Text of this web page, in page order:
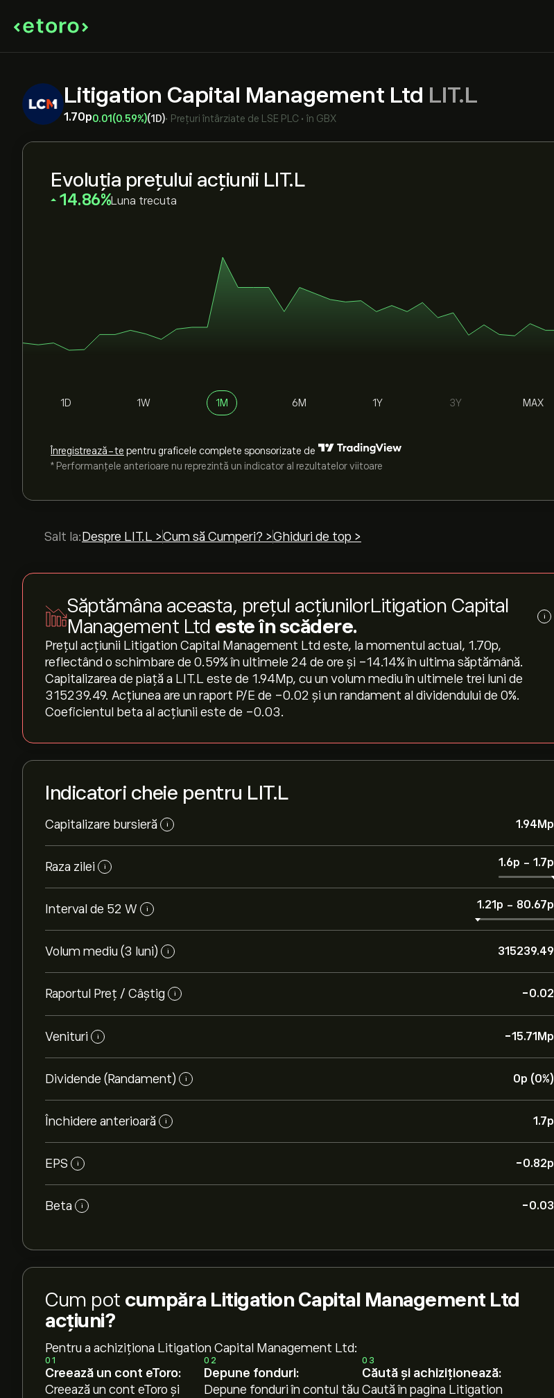
Litigation Capital Management Ltd LIT.L
1.70‎p‎0.01 (0.59%)(1D)• Prețuri întârziate de LSE PLC • în GBX
Evoluția prețului acțiunii LIT.L
‎14.86‎ Luna trecuta
1D 1W 1M 6M 1Y 3Y MAX
Înregistrează-te pentru graficele complete sponsorizate de
* Performanțele anterioare nu reprezintă un indicator al rezultatelor viitoare
Salt la: Despre LIT.L >Cum să Cumperi? >Ghiduri de top >
Săptămâna aceasta, prețul acțiunilorLitigation Capital
Management Ltd este în scădere. i
Prețul acțiunii Litigation Capital Management Ltd este, la momentul actual, 1.70‎p‎,
reflectând o schimbare de ‎0.59‎% în ultimele 24 de ore și ‎-14.14‎% în ultima săptămână.
Capitalizarea de piață a LIT.L este de 1.94M‎p‎, cu un volum mediu în ultimele trei luni de
315239.49. Acțiunea are un raport P/E de -0.02 și un randament al dividendului de 0%.
Coeficientul beta al acțiunii este de -0.03.
Indicatori cheie pentru LIT.L
Capitalizare bursieră i 1.94M‎p‎
Raza zilei i 1.6‎p‎ - 1.7‎p‎
Interval de 52 W i 1.21‎p‎ - 80.67‎p‎
Volum mediu (3 luni) i 315239.49
Raportul Preț / Câștig i -0.02
Venituri i -15.71M‎p‎
Dividende (Randament) i 0‎p‎ (0%)
Închidere anterioară i 1.7‎p‎
EPS i -0.82‎p‎
Beta i -0.03
Cum pot cumpăra Litigation Capital Management Ltd
acțiuni?
Pentru a achiziționa Litigation Capital Management Ltd:
01
Creează un cont eToro:
Creează un cont eToro și
02
Depune fonduri:
Depune fonduri în contul tău
03
Căută și achiziționează:
Caută în pagina Litigation